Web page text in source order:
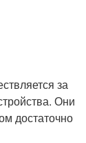
за
Они
достаточно